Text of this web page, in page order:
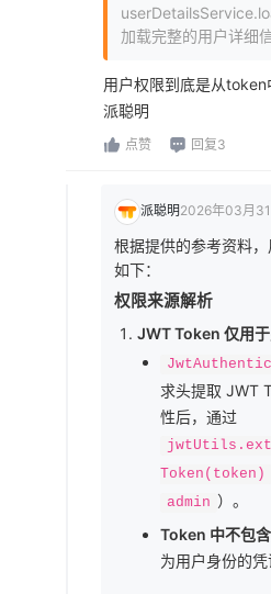
加载完整的用户详细
用户权限到底是从
派聪明
点赞 回复3
派聪明2026年03月
根据提供的参考资料
如下：
权限来源解析
JWT Token 仅用
求头提取 JWT
性后，通过
Token(token)
admin ）。
Token 中不包
为用户身份的凭